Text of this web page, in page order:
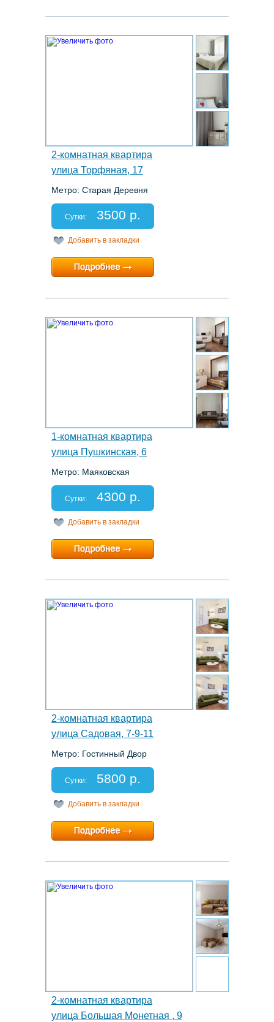
2-комнатная квартира
улица Торфяная, 17
Метро: Старая Деревня
Спальных мест: 2+2
Отчетные документы: есть
Сутки: 3500 р.
Добавить в закладки
Минимальный срок:2 суток
Расчетный час:12:00
1-комнатная квартира
улица Пушкинская, 6
Метро: Маяковская
Спальных мест: 4
Отчетные документы: есть
Сутки: 4300 р.
Добавить в закладки
Минимальный срок:2 суток
Расчетный час:12:00
2-комнатная квартира
улица Садовая, 7-9-11
Метро: Гостинный Двор
Спальных мест: 2+2+2
Отчетные документы: есть
Сутки: 5800 р.
Добавить в закладки
Минимальный срок:2 суток
Расчетный час:12:00
2-комнатная квартира
улица Большая Монетная , 9